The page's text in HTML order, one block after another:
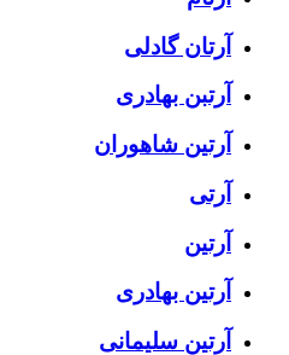
آرتان گادلی
آرتبن بهادری
آرتين شاهوران
آرتی
آرتین
آرتین بهادری
آرتین سلیمانی